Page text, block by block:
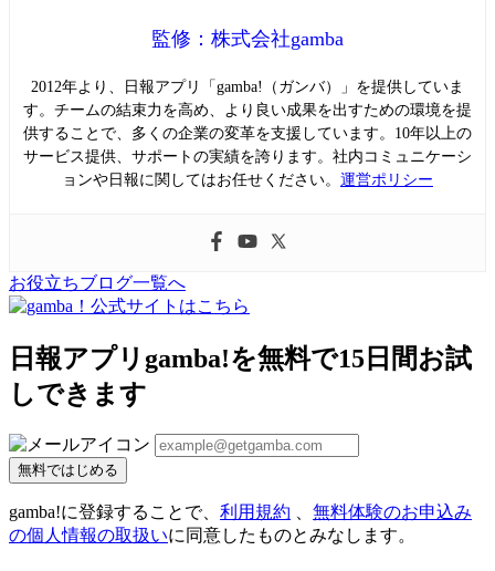
監修：株式会社gamba
2012年より、日報アプリ「gamba!（ガンバ）」を提供していま
す。チームの結束力を高め、より良い成果を出すための環境を提
供することで、多くの企業の変革を支援しています。10年以上の
サービス提供、サポートの実績を誇ります。社内コミュニケーシ
ョンや日報に関してはお任せください。 運営ポリシー
お役立ちブログ一覧へ
日報アプリgamba!を無料で15日間お試
しできます
無料ではじめる
gamba!に登録することで、 利用規約
無料体験のお申込み
の個人情報の取扱いに同意したものとみなします。